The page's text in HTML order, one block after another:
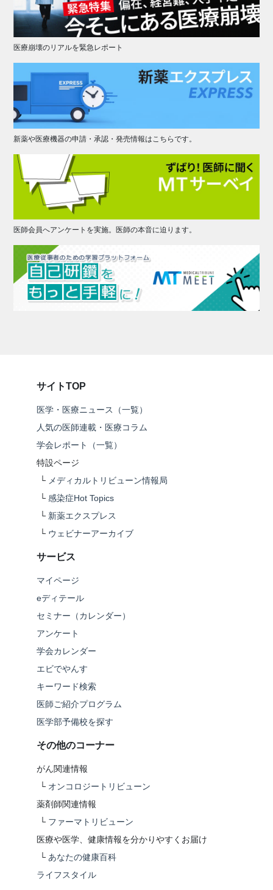
医療崩壊のリアルを緊急レポート
新薬や医療機器の申請・承認・発売情報はこちらです。
医師会員へアンケートを実施。医師の本音に迫ります。
サイトTOP
医学・医療ニュース（一覧）
人気の医師連載・医療コラム
学会レポート（一覧）
特設ページ
└ メディカルトリビューン情報局
└ 感染症Hot Topics
└ 新薬エクスプレス
└ ウェビナーアーカイブ
サービス
マイページ
eディテール
セミナー（カレンダー）
アンケート
学会カレンダー
エビでやんす
キーワード検索
医師ご紹介プログラム
医学部予備校を探す
その他のコーナー
がん関連情報
└ オンコロジートリビューン
薬剤師関連情報
└ ファーマトリビューン
医療や医学、健康情報を分かりやすくお届け
└ あなたの健康百科
ライフスタイル